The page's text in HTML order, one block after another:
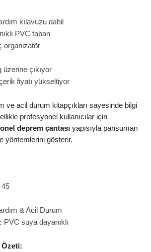
kılavuzu dahil
PVC taban
organizatör
üzerine çıkıyor
fiyatı yükseltiyor
ve acil durum kitapçıkları sayesinde bilgi
profesyonel kullanıcılar için
deprem çantası yapısıyla pansuman
yöntemlerini gösterir.
45
& Acil Durum
PVC suya dayanıklı
Özeti: